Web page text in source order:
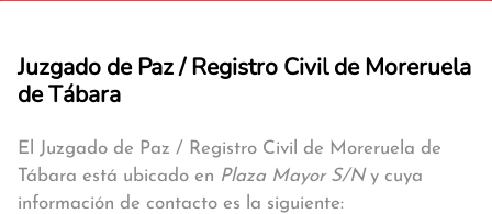
Juzgado de Paz / Registro Civil de Moreruela
de Tábara
El Juzgado de Paz / Registro Civil de Moreruela de
Tábara está ubicado en Plaza Mayor S/Ny cuya
información de contacto es la siguiente: